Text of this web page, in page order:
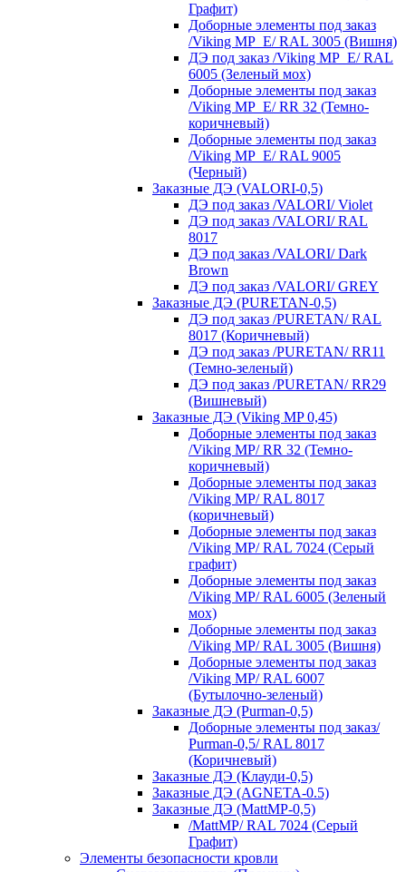
Графит)
Доборные элементы под заказ
/Viking MP_E/ RAL 3005 (Вишня)
ДЭ под заказ /Viking MP_E/ RAL
6005 (Зеленый мох)
Доборные элементы под заказ
/Viking MP_E/ RR 32 (Темно-
коричневый)
Доборные элементы под заказ
/Viking MP_E/ RAL 9005
(Черный)
Заказные ДЭ (VALORI-0,5)
ДЭ под заказ /VALORI/ Violet
ДЭ под заказ /VALORI/ RAL
8017
ДЭ под заказ /VALORI/ Dark
Brown
ДЭ под заказ /VALORI/ GREY
Заказные ДЭ (PURETAN-0,5)
ДЭ под заказ /PURETAN/ RAL
8017 (Коричневый)
ДЭ под заказ /PURETAN/ RR11
(Темно-зеленый)
ДЭ под заказ /PURETAN/ RR29
(Вишневый)
Заказные ДЭ (Viking MP 0,45)
Доборные элементы под заказ
/Viking MP/ RR 32 (Темно-
коричневый)
Доборные элементы под заказ
/Viking MP/ RAL 8017
(коричневый)
Доборные элементы под заказ
/Viking MP/ RAL 7024 (Серый
графит)
Доборные элементы под заказ
/Viking MP/ RAL 6005 (Зеленый
мох)
Доборные элементы под заказ
/Viking MP/ RAL 3005 (Вишня)
Доборные элементы под заказ
/Viking MP/ RAL 6007
(Бутылочно-зеленый)
Заказные ДЭ (Purman-0,5)
Доборные элементы под заказ/
Purman-0,5/ RAL 8017
(Коричневый)
Заказные ДЭ (Клауди-0,5)
Заказные ДЭ (AGNETA-0.5)
Заказные ДЭ (MattMP-0,5)
/MattMP/ RAL 7024 (Серый
Графит)
Элементы безопасности кровли